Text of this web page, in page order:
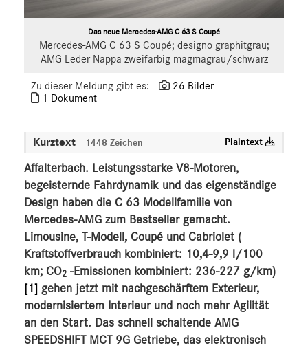
GT 4-Türer Coupé
EQ
Maybach
Mercedes-Benz
smart
Vans
Marken & Produkte
MEDIA
ÜBER UNS
ANSPRECHPARTNER
Das neue Mercedes-AMG C 63 S Coupé
Mercedes-AMG C 63 S Coupé; designo graphitgrau;
AMG Leder Nappa zweifarbig magmagrau/schwarz
Zu dieser Meldung gibt es:
26 Bilder
1 Dokument
Kurztext 1448 Zeichen Plaintext
Affalterbach. Leistungsstarke V8-Motoren,
begeisternde Fahrdynamik und das eigenständige
Design haben die C 63 Modellfamilie von
Mercedes-AMG zum Bestseller gemacht.
Limousine, T-Modell, Coupé und Cabriolet (
Kraftstoffverbrauch kombiniert: 10,4-9,9 l/100
km; CO2 -Emissionen kombiniert: 236-227 g/km)
[1] gehen jetzt mit nachgeschärftem Exterieur,
modernisiertem Interieur und noch mehr Agilität
an den Start. Das schnell schaltende AMG
SPEEDSHIFT MCT 9G Getriebe, das elektronisch